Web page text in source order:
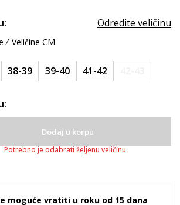
Odredite veličinu
Veličine CM
38-39 39-40 41-42
Dodaj u korpu
Potrebno je odabrati željenu veličinu
moguće vratiti u roku od 15 dana